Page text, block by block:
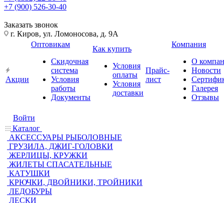
+7 (900) 526-30-40
Заказать звонок
г. Киров, ул. Ломоносова, д. 9А
Акции
Оптовикам
Скидочная
система
Условия
работы
Документы
Как купить
Условия
оплаты
Условия
доставки
Прайс-
лист
Компания
О
Новости
Галерея
Отзывы
Войти
Каталог
АКСЕССУАРЫ РЫБОЛОВНЫЕ
ГРУЗИЛА, ДЖИГ-ГОЛОВКИ
ЖЕРЛИЦЫ, КРУЖКИ
ЖИЛЕТЫ СПАСАТЕЛЬНЫЕ
КАТУШКИ
КРЮЧКИ, ДВОЙНИКИ, ТРОЙНИКИ
ЛЕДОБУРЫ
ЛЕСКИ